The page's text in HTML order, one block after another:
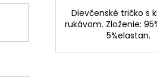
Dievčenské tričko s
rukávom. Zloženie:
5%elastan.